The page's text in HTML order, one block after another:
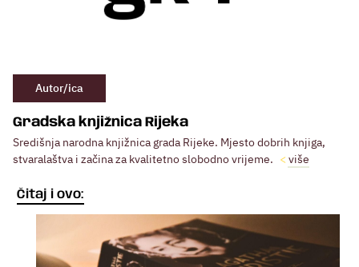
Autor/ica
Gradska knjižnica Rijeka
Središnja narodna knjižnica grada Rijeke. Mjesto dobrih knjiga,
stvaralaštva i začina za kvalitetno slobodno vrijeme.
više
Čitaj i ovo: